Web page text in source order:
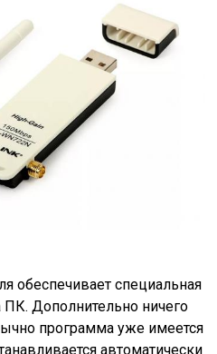
обеспечивает специальная
ПК. Дополнительно ничего
программа уже имеется
автоматически